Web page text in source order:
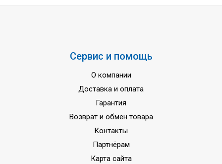
Размер внутреннего блока в
упаковке (Ш×В×Г), мм
Размер наружного блока в
упаковке (Ш×В×Г), мм
Вес внутреннего блока (нетто/
Сервис и помощь
О компании
Доставка и оплата
Гарантия
Возврат и обмен товара
Контакты
Партнёрам
Карта сайта